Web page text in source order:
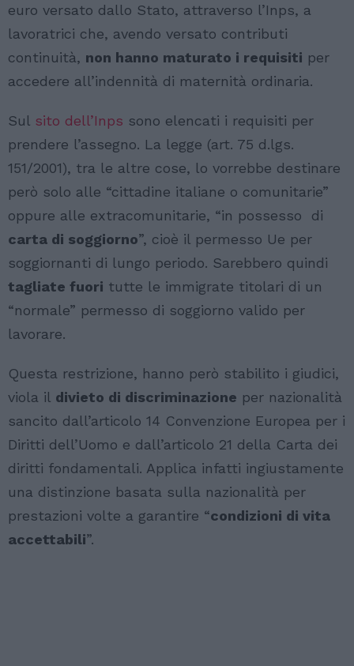
euro versato dallo Stato, attraverso l’Inps, a
lavoratrici che, avendo versato contributi
continuità, non hanno maturato i requisiti per
accedere all’indennità di maternità ordinaria.
Sul sito dell’Inps sono elencati i requisiti per
prendere l’assegno. La legge (art. 75 d.lgs.
151/2001), tra le altre cose, lo vorrebbe destinare
però solo alle “cittadine italiane o comunitarie”
oppure alle extracomunitarie, “in possesso di
carta di soggiorno”, cioè il permesso Ue per
soggiornanti di lungo periodo. Sarebbero quindi
tagliate fuori tutte le immigrate titolari di un
“normale” permesso di soggiorno valido per
lavorare.
Questa restrizione, hanno però stabilito i giudici,
viola il divieto di discriminazione per nazionalità
sancito dall’articolo 14 Convenzione Europea per i
Diritti dell’Uomo e dall’articolo 21 della Carta dei
diritti fondamentali. Applica infatti ingiustamente
una distinzione basata sulla nazionalità per
prestazioni volte a garantire “condizioni di vita
accettabili”.